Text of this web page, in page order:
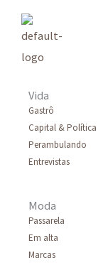
Vida
Gastrô
Capital & Política
Perambulando
Entrevistas
Moda
Passarela
Em alta
Marcas